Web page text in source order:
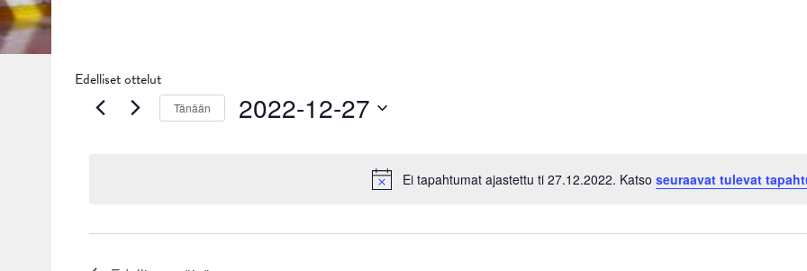
Edelliset ottelut
Notice
Ei tapahtumat ajastettu ti 27.12.2022. Katso seuraavat tulevat
Tänään 2022-12-27